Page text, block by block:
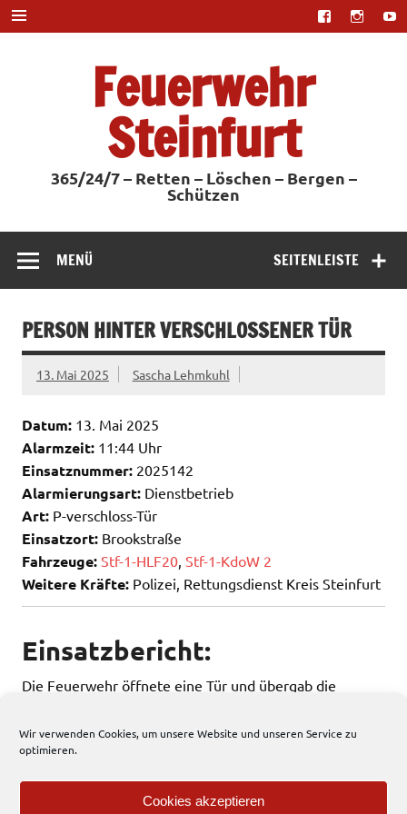
Wir verwenden Cookies, um unsere Website und unseren Service zu
optimieren.
Cookies akzeptieren
Zum
Inhalt
springen
Feuerwehr
Steinfurt
365/24/7 – Retten – Löschen – Bergen –
Schützen
SEITENLEISTE
MENÜ
PERSON HINTER VERSCHLOSSENER TÜR
13. Mai 2025 Sascha Lehmkuhl
Datum: 13. Mai 2025
Alarmzeit: 11:44 Uhr
Einsatznummer: 2025142
Alarmierungsart: Dienstbetrieb
Art: P-verschloss-Tür
Einsatzort: Brookstraße
Fahrzeuge: Stf-1-HLF20 Stf-1-KdoW 2
Weitere Kräfte: Polizei, Rettungsdienst Kreis Steinfurt
Einsatzbericht:
Die Feuerwehr öffnete eine Tür und übergab die
136 total views